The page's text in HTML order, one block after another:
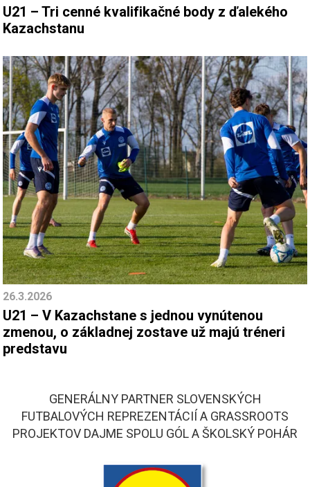
U21 – Tri cenné kvalifikačné body z ďalekého
Kazachstanu
26.3.2026
U21 – V Kazachstane s jednou vynútenou
zmenou, o základnej zostave už majú tréneri
predstavu
GENERÁLNY PARTNER SLOVENSKÝCH
FUTBALOVÝCH REPREZENTÁCIÍ A GRASSROOTS
PROJEKTOV DAJME SPOLU GÓL A ŠKOLSKÝ POHÁR